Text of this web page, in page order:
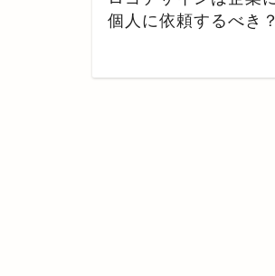
個人に依頼するべき？